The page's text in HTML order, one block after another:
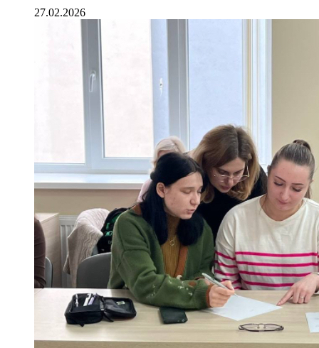
27.02.2026